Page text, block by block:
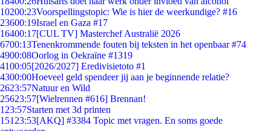
10200:23Voorspellingstopic: Wie is hier de weerkundige? #16
23600:19Israel en Gaza #17
16400:17[CUL TV] Masterchef Australië 2026
6700:13Tenenkrommende fouten bij teksten in het openbaar #74
4900:08Oorlog in Oekraïne #1319
4100:05[2026/2027] Eredivisietoto #1
4300:00Hoeveel geld spendeer jij aan je beginnende relatie?
2623:57Natuur en Wild
25623:57[Wielrennen #616] Brennan!
1 23:57Starten met 3d printen
151 23:53[AKQ] #3384 Topic met vragen. En soms goede